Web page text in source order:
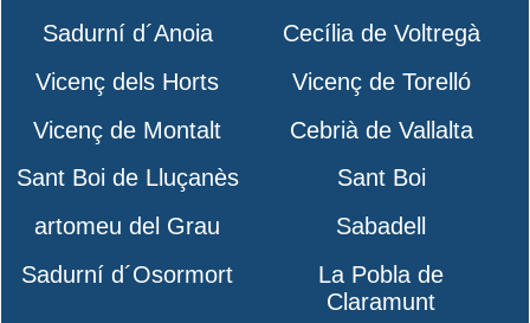
Sadurní d´Anoia
Cecília de Voltregà
Vicenç dels Horts
Vicenç de Torelló
Vicenç de Montalt
Cebrià de Vallalta
Sant Boi de Lluçanès
Sant Boi
artomeu del Grau
Sabadell
Sadurní d´Osormort
La Pobla de
Claramunt